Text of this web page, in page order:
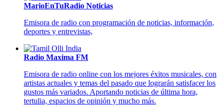
MarioEnTuRadio Noticias
Emisora de radio con programación de noticias, información,
deportes y entrevistas,
Radio Maxima FM
Emisora de radio online con los mejores éxitos musicales, con
artistas actuales y temas del pasado que lograrán satisfacer los
gustos más variados. Aportando noticias de última hora,
tertulia, espacios de opinión y mucho más.